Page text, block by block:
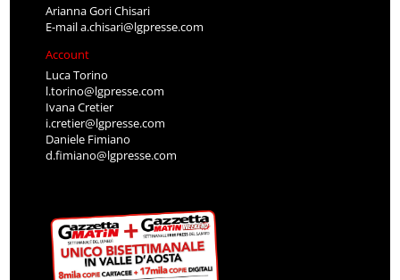
Arianna Gori Chisari
E-maila.chisari@lgpresse.com
Account
Luca Torino
l.torino@lgpresse.com
Ivana Cretier
i.cretier@lgpresse.com
Daniele Fimiano
d.fimiano@lgpresse.com